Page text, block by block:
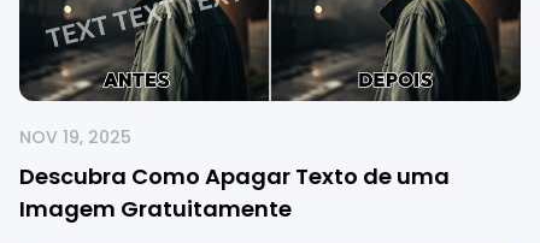
NOV 19, 2025
Descubra Como Apagar Texto de uma
Imagem Gratuitamente